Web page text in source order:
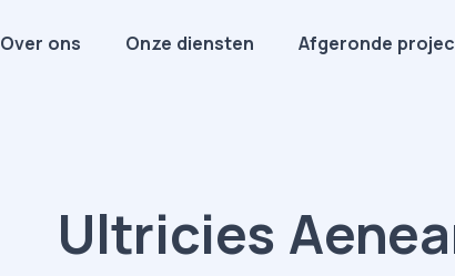
Over ons Onze diensten Afgeronde
Ultricies